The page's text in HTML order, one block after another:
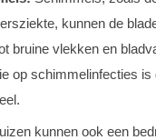
kunnen de
bruine vlekken en
op schimmelinfecties is
kunnen ook een